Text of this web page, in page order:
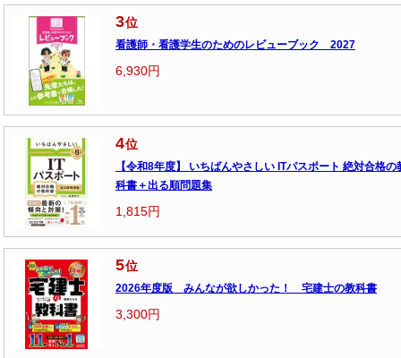
3位
看護師・看護学生のためのレビューブック 2027
6,930円
4位
【令和8年度】 いちばんやさしい ITパスポート 絶対合格の
科書＋出る順問題集
1,815円
5位
2026年度版 みんなが欲しかった！ 宅建士の教科書
3,300円